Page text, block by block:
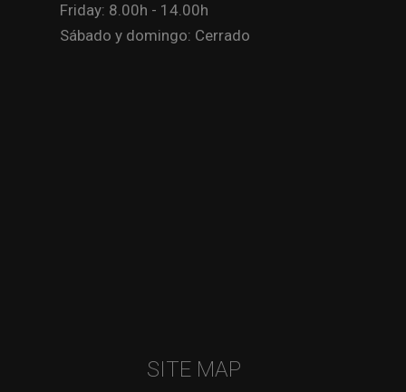
Friday: 8.00h - 14.00h
Sábado y domingo: Cerrado
SITE MAP